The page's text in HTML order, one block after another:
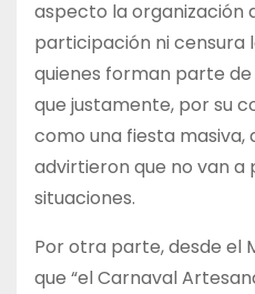
aspecto la organización
participación ni censura
quienes forman parte
que justamente, por su
como una fiesta masiva,
advirtieron que no van
situaciones.
Por otra parte, desde el
que “el Carnaval